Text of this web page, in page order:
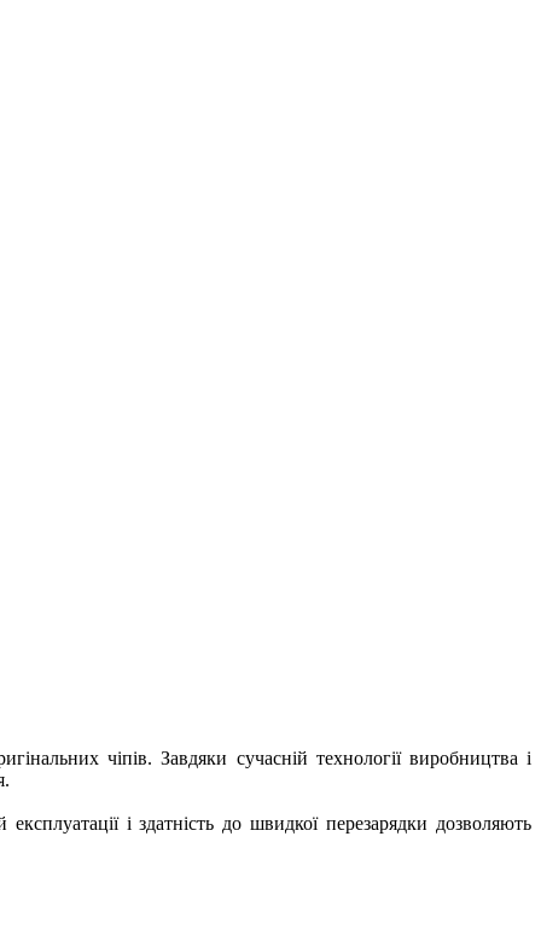
чіпів. Завдяки сучасній технології виробництва і
і здатність до швидкої перезарядки дозволяють